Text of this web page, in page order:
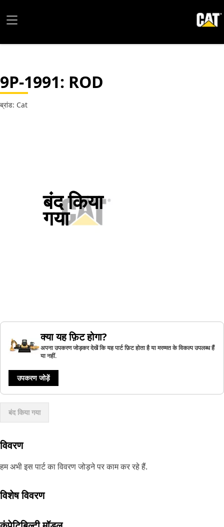
9P-1991: ROD
ब्रांड: Cat
बंद किया
गया
क्या यह फ़िट होगा?
अपना उपकरण जोड़कर देखें कि यह पार्ट फ़िट होता है या मरम्मत के विकल्प उपलब्ध हैं
या नहीं.
उपकरण जोड़ें
बंद किया गया
विवरण
हम अभी इस पार्ट का विवरण जोड़ने पर काम कर रहे हैं.
विशेष विवरण